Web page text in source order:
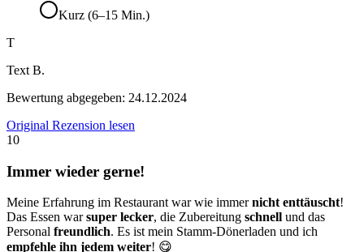
Kurz (6–15 Min.)
T
Text B.
Bewertung abgegeben: 24.12.2024
Original Rezension lesen
10
Immer wieder gerne!
Meine Erfahrung im Restaurant war wie immernicht enttäuscht!
Das Essen warsuper lecker, die Zubereitung schnell und das
Personal freundlich. Es ist mein Stamm-Dönerladen und ich
empfehle ihn jedem weiter! 😋